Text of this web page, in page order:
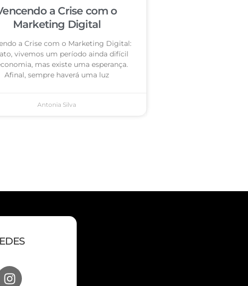
a Crise com o
Marketing Digital
a Crise com o Marketing Digital:
vivemos um período ainda difícil
mas existe uma esperança.
Afinal, sempre haverá uma luz
Antonia Silva